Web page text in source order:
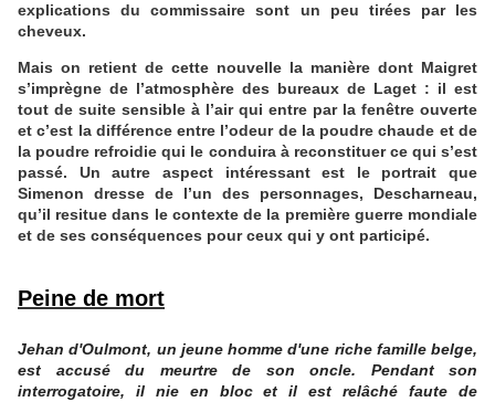
explications du commissaire sont un peu tirées par les
cheveux.
Mais on retient de cette nouvelle la manière dont Maigret
s’imprègne de l’atmosphère des bureaux de Laget : il est
tout de suite sensible à l’air qui entre par la fenêtre ouverte
et c’est la différence entre l’odeur de la poudre chaude et de
la poudre refroidie qui le conduira à reconstituer ce qui s’est
passé. Un autre aspect intéressant est le portrait que
Simenon dresse de l’un des personnages, Descharneau,
qu’il resitue dans le contexte de la première guerre mondiale
et de ses conséquences pour ceux qui y ont participé.
Peine de mort
Jehan d'Oulmont, un jeune homme d'une riche famille belge,
est accusé du meurtre de son oncle. Pendant son
interrogatoire, il nie en bloc et il est relâché faute de